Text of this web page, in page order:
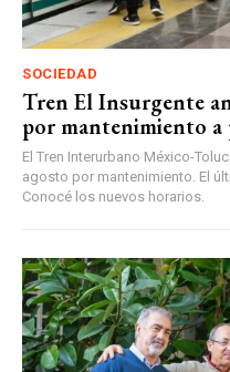
SOCIEDAD
Tren El Insurgente
por mantenimiento a
El Tren Interurbano México-
agosto por mantenimiento. El
Conocé los nuevos horarios.